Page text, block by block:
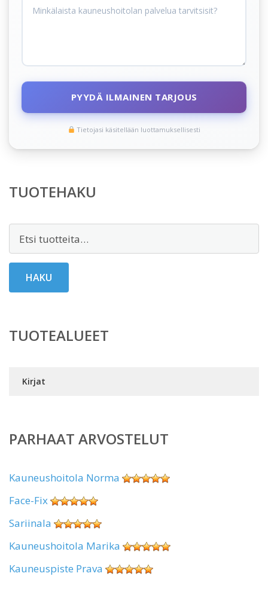
PYYDÄ ILMAINEN TARJOUS
Tietojasi käsitellään luottamuksellisesti
TUOTEHAKU
HAKU
TUOTEALUEET
Kirjat
PARHAAT ARVOSTELUT
Kauneushoitola Norma
Face-Fix
Sariinala
Kauneushoitola Marika
Kauneuspiste Prava